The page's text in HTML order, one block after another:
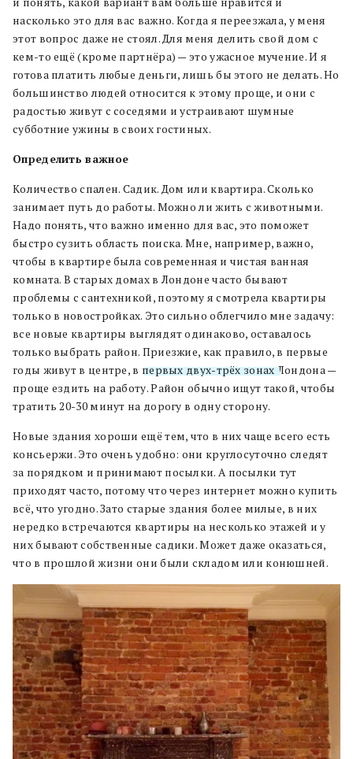
насколько это для вас важно. Когда я переезжала, у меня
этот вопрос даже не стоял. Для меня делить свой дом с
кем-то ещё (кроме партнёра) — это ужасное мучение. И я
готова платить любые деньги, лишь бы этого не делать. Но
большинство людей относится к этому проще, и они с
радостью живут с соседями и устраивают шумные
субботние ужины в своих гостиных.
Определить важное
Количество спален. Садик. Дом или квартира. Сколько
занимает путь до работы. Можно ли жить с животными.
Надо понять, что важно именно для вас, это поможет
быстро сузить область поиска. Мне, например, важно,
чтобы в квартире была современная и чистая ванная
комната. В старых домах в Лондоне часто бывают
проблемы с сантехникой, поэтому я смотрела квартиры
только в новостройках. Это сильно облегчило мне задачу:
все новые квартиры выглядят одинаково, оставалось
только выбрать район. Приезжие, как правило, в первые
годы живут в центре, в первых двух-трёх зонахЛондона —
проще ездить на работу. Район обычно ищут такой, чтобы
тратить 20-30 минут на дорогу в одну сторону.
Новые здания хороши ещё тем, что в них чаще всего есть
консьержи. Это очень удобно: они круглосуточно следят
за порядком и принимают посылки. А посылки тут
приходят часто, потому что через интернет можно купить
всё, что угодно. Зато старые здания более милые, в них
нередко встречаются квартиры на несколько этажей и у
них бывают собственные садики. Может даже оказаться,
что в прошлой жизни они были складом или конюшней.